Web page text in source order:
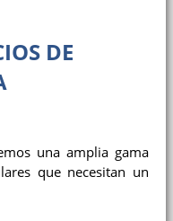
DE
una amplia gama
que necesitan un